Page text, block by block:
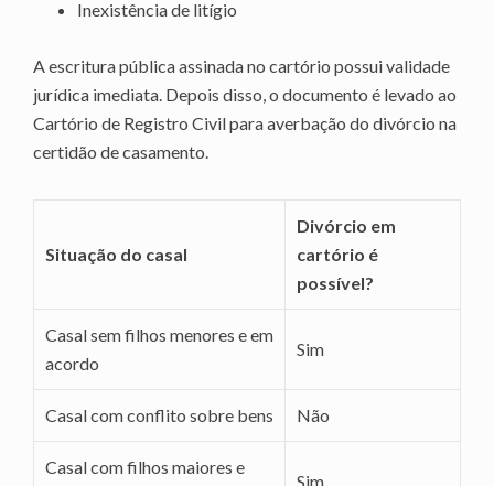
Inexistência de litígio
A escritura pública assinada no cartório possui validade
jurídica imediata. Depois disso, o documento é levado ao
Cartório de Registro Civil para averbação do divórcio na
certidão de casamento.
Situação do casal
Divórcio em
cartório é
possível?
Casal sem filhos menores e em
acordo
Sim
Casal com conflito sobre bens Não
Casal com filhos maiores e
Sim